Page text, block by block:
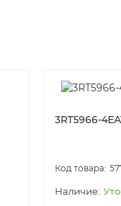
3RT5966-